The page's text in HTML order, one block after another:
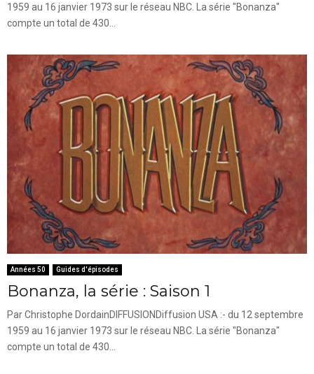
1959 au 16 janvier 1973 sur le réseau NBC. La série "Bonanza"
compte un total de 430...
Années 50 Guides d'épisodes
Bonanza, la série : Saison 1
Par Christophe DordainDIFFUSIONDiffusion USA :- du 12 septembre
1959 au 16 janvier 1973 sur le réseau NBC. La série "Bonanza"
compte un total de 430...